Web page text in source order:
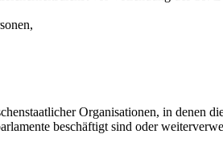
Organisationen, in denen
beschäftigt sind oder